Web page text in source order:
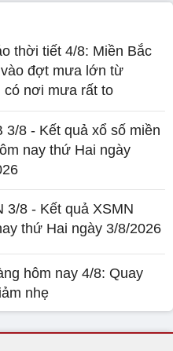
thời tiết 4/8: Miền Bắc
đợt mưa lớn từ
có nơi mưa rất to
3/8 - Kết quả xổ số miền
nay thứ Hai ngày
3/8 - Kết quả XSMN
thứ Hai ngày 3/8/2026
hôm nay 4/8: Quay
nhẹ